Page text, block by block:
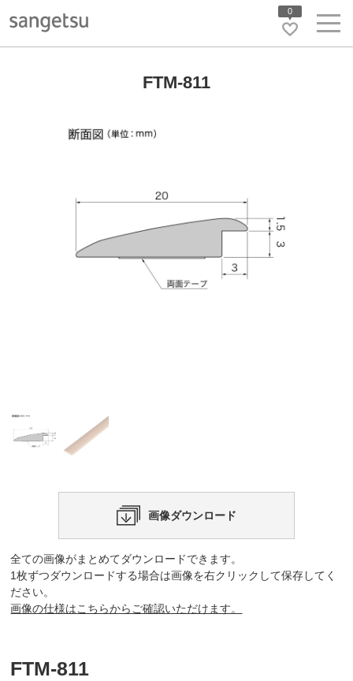
0
FTM-811
画像ダウンロード
全ての画像がまとめてダウンロードできます。
1枚ずつダウンロードする場合は画像を右クリックして保存してく
ださい。
画像の仕様はこちらからご確認いただけます。
FTM-811